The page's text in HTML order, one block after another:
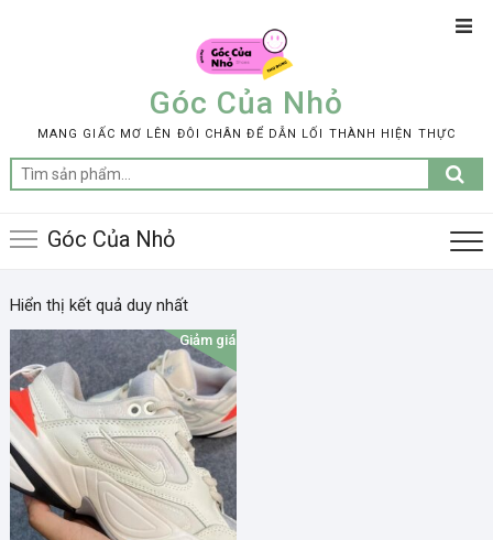
Góc Của Nhỏ
MANG GIẤC MƠ LÊN ĐÔI CHÂN ĐỂ DẪN LỐI THÀNH HIỆN THỰC
Tìm
kiếm:
Góc Của Nhỏ
Hiển thị kết quả duy nhất
Giảm giá!